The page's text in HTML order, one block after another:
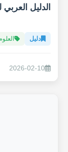
الدليل
دليل
2026-02-10